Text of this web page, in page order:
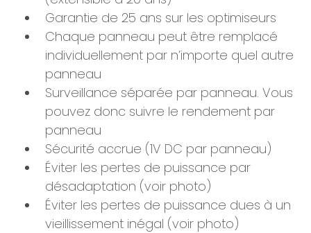
Garantie de 25 ans sur les optimiseurs
Chaque panneau peut être remplacé
individuellement par n’importe quel autre
panneau
Surveillance séparée par panneau. Vous
pouvez donc suivre le rendement par
panneau
Sécurité accrue (1V DC par panneau)
Éviter les pertes de puissance par
désadaptation (voir photo)
Éviter les pertes de puissance dues à un
vieillissement inégal (voir photo)